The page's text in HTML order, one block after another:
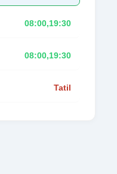
08:00,19:30
08:00,19:30
Tatil